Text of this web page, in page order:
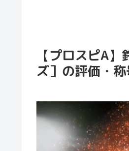
【プロスピA
ズ］の評価・